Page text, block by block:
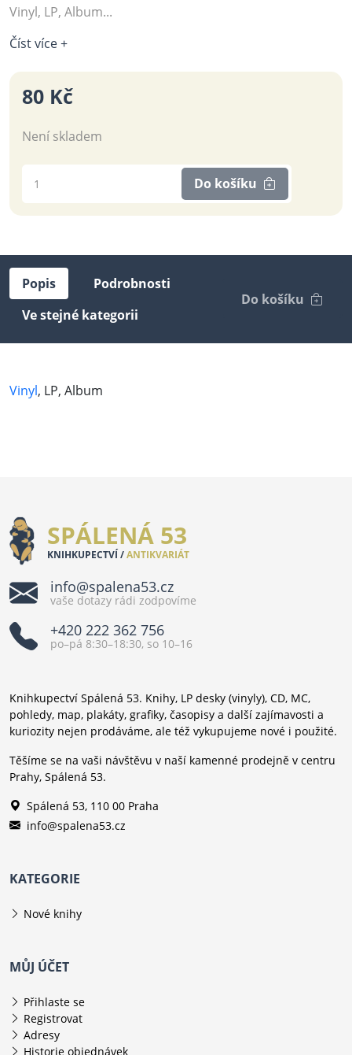
Vinyl, LP, Album...
Číst více +
80 Kč
Není skladem
Do košíku
Popis
Podrobnosti
Ve stejné kategorii
Do košíku
Vinyl, LP, Album
SPÁLENÁ 53
KNIHKUPECTVÍ /ANTIKVARIÁT
info@spalena53.cz
vaše dotazy rádi zodpovíme
+420 222 362 756
po–pá 8:30–18:30, so 10–16
Knihkupectví Spálená 53. Knihy, LP desky (vinyly), CD, MC,
pohledy, map, plakáty, grafiky, časopisy a další zajímavosti a
kuriozity nejen prodáváme, ale též vykupujeme nové i použité.
Těšíme se na vaši návštěvu v naší kamenné prodejně v centru
Prahy, Spálená 53.
Spálená 53, 110 00 Praha
info@spalena53.cz
KATEGORIE
Nové knihy
MŮJ ÚČET
Přihlaste se
Registrovat
Adresy
Historie objednávek